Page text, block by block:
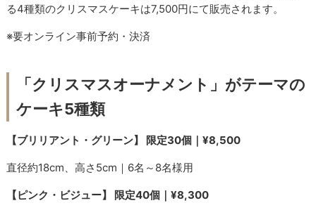
る4種類のクリスマスケーキは7,500円にて販売されます。
※要オンライン事前予約・決済
「クリスマスオーナメント」がテーマの
ケーキ5種類
【ブリリアント・グリーン】 限定30個｜¥8,500
直径約18cm、高さ5cm｜6名～8名様用
【ピンク・ビジュー】 限定40個｜¥8,300